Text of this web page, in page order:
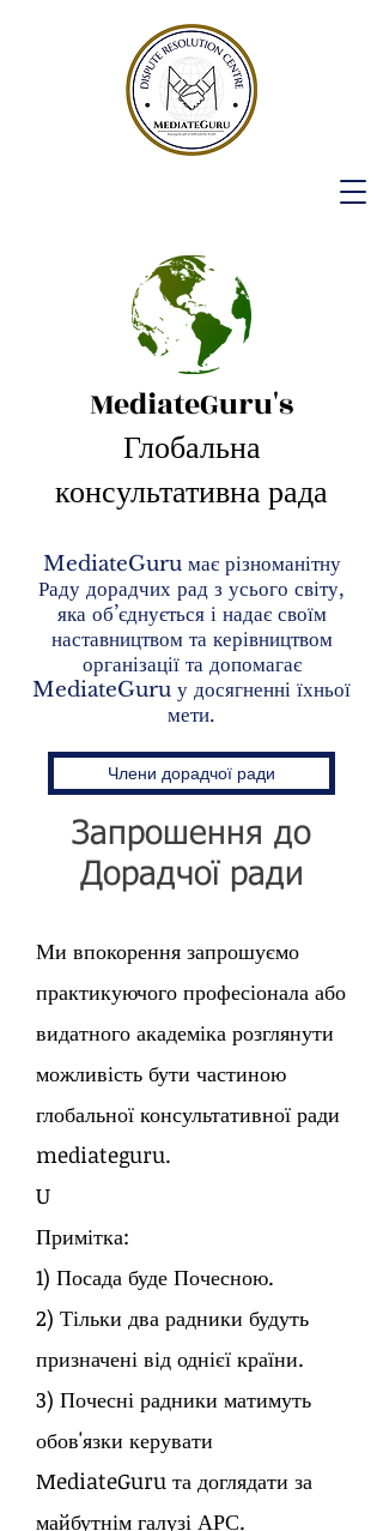
MediateGuru's
Глобальна
консультативна рада
MediateGuru має різноманітну
Раду дорадчих рад з усього світу,
яка об’єднується і надає своїм
наставництвом та керівництвом
організації та допомагає
MediateGuru у досягненні їхньої
мети.
Члени дорадчої ради
Запрошення до
Дорадчої ради
Ми впокорення запрошуємо
практикуючого професіонала або
видатного академіка розглянути
можливість бути частиною
глобальної консультативної ради
mediateguru.
U
Примітка:
1) Посада буде Почесною.
2) Тільки два радники будуть
призначені від однієї країни.
3) Почесні радники матимуть
обов'язки керувати
MediateGuru та доглядати за
майбутнім галузі АРС.